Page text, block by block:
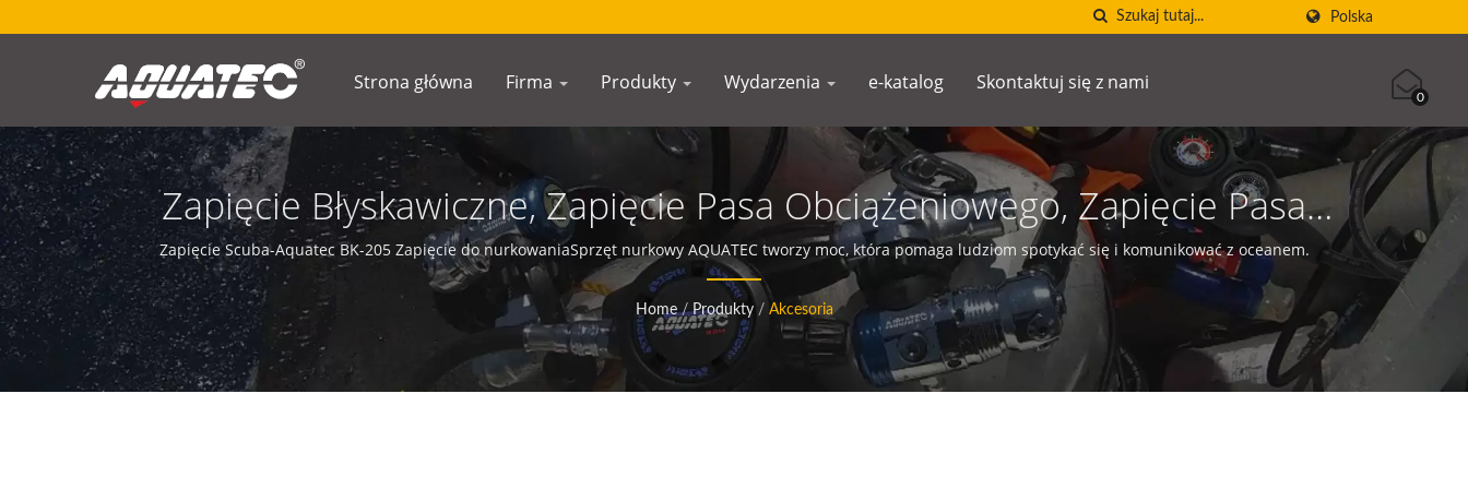
Polska
Strona główna Firma Produkty Wydarzenia e-katalog Skontaktuj się z nami
0
Zapięcie Błyskawiczne, Zapięcie Pasa Obciążeniowego, Zapięcie Pasa
Obciążeniowego Do Nurkowania, Zapięcie Z Blokadą Cam Do Pasa
Obciążeniowego, Zapięcie Do Nurkowania, Zapięcie Nylonowe Do
Nurkowania, Materiały Zapięcia Do Nurkowania: Zapięcie Ze Stali
Nierdzewnej, Zapięcie Plastikowe, Cechy Zapięcia Do Nurkowania,
Zapięcie Scuba-Aquatec BK-205 Zapięcie do nurkowaniaSprzęt nurkowy AQUATEC tworzy moc, która pomaga ludziom spotykać się i komunikować z oceanem.
Home / Produkty / Akcesoria